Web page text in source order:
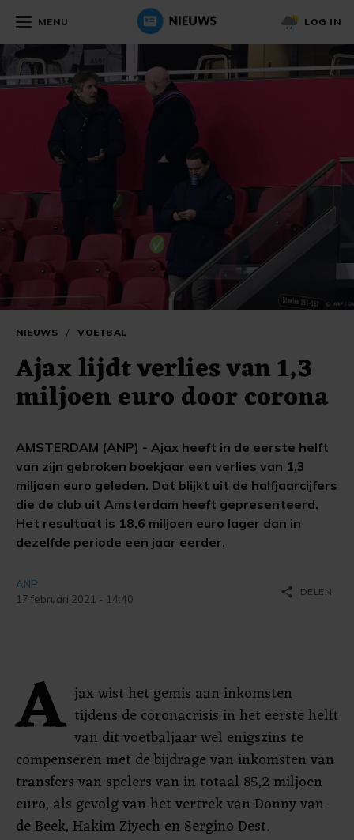
MENU LOG IN
NIEUWS / VOETBAL
Ajax lijdt verlies van 1,3
miljoen euro door corona
AMSTERDAM (ANP) - Ajax heeft in de eerste helft
van zijn gebroken boekjaar een verlies van 1,3
miljoen euro geleden. Dat blijkt uit de halfjaarcijfers
die de club uit Amsterdam heeft gepresenteerd.
Het resultaat is 18,6 miljoen euro lager dan in
dezelfde periode een jaar eerder.
ANP
17 februari 2021 - 14:40
share DELEN
A jax wist het gemis aan inkomsten
tijdens de coronacrisis in het eerste helft
van dit voetbaljaar wel enigszins te
compenseren met de bijdrage van inkomsten van
transfers van spelers van in totaal 85,2 miljoen
euro, als gevolg van het vertrek van Donny van
de Beek, Hakim Ziyech en Sergino Dest.